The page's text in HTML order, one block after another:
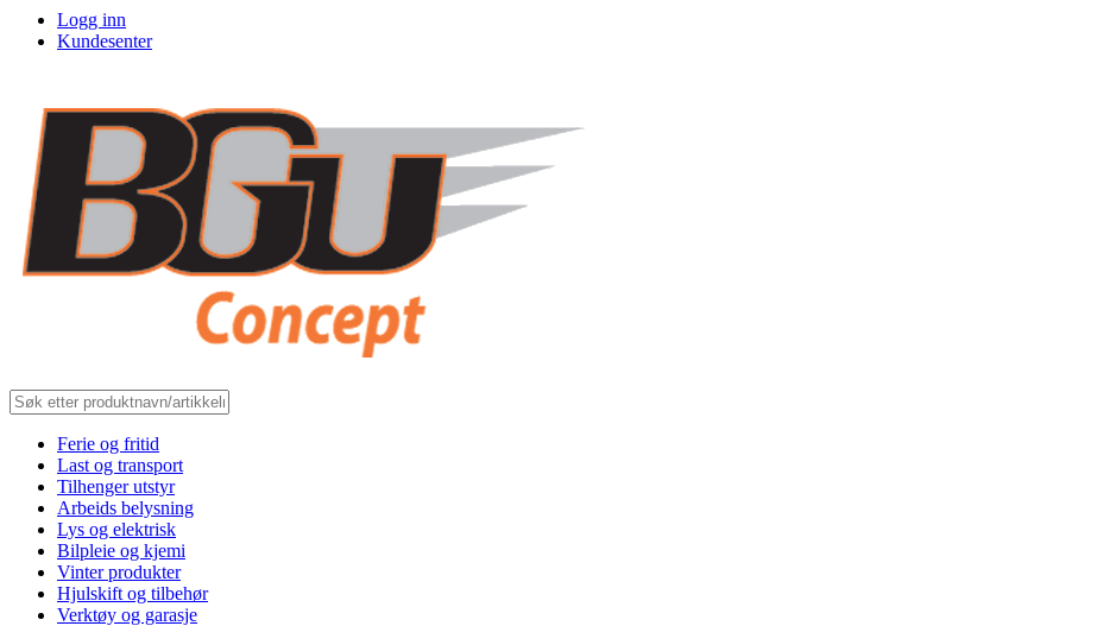
Logg inn
Kundesenter
Ferie og fritid
Last og transport
Tilhenger utstyr
Arbeids belysning
Lys og elektrisk
Bilpleie og kjemi
Vinter produkter
Hjulskift og tilbehør
Verktøy og garasje